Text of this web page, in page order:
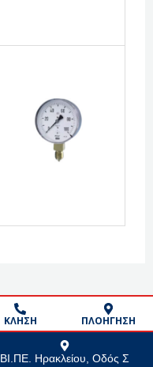
ΚΛΗΣΗ ΠΛΟΗΓΗΣΗ
ΒΙ.ΠΕ. Ηρακλείου, Οδός Σ